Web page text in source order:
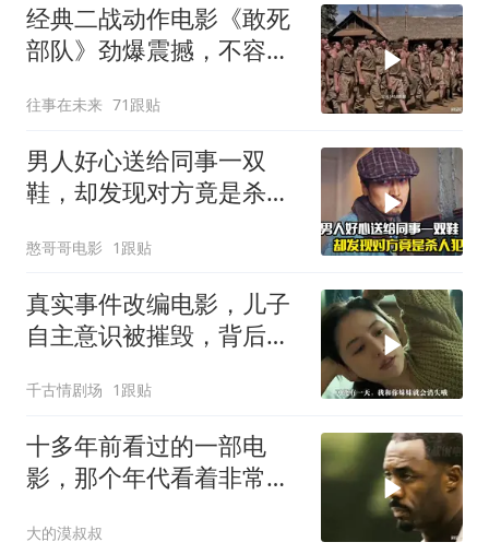
经典二战动作电影《敢死
部队》劲爆震撼，不容错
往事在未来 71跟贴
男人好心送给同事一双
鞋，却发现对方竟是杀人
憨哥哥电影 1跟贴
真实事件改编电影，儿子
自主意识被摧毁，背后故
千古情剧场 1跟贴
十多年前看过的一部电
影，那个年代看着非常劲
大的漠叔叔